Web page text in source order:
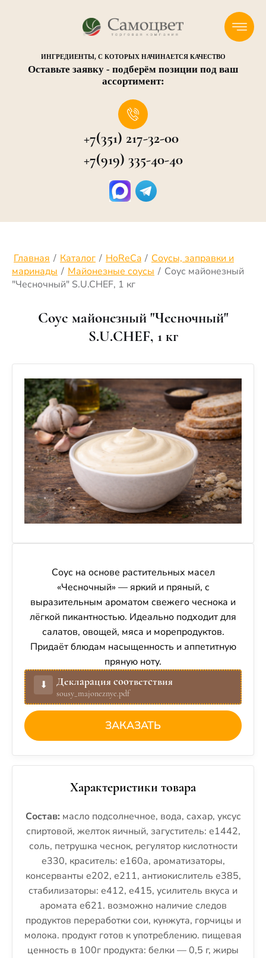
ИНГРЕДИЕНТЫ, С КОТОРЫХ НАЧИНАЕТСЯ КАЧЕСТВО
Оставьте заявку - подберём позиции под ваш
ассортимент:
+7(351) 217-32-00
+7(919) 335-40-40
Главная / Каталог / HoReCa / Соусы, заправки и
маринады / Майонезные соусы / Соус майонезный
"Чесночный" S.U.CHEF, 1 кг
Соус майонезный "Чесночный"
S.U.CHEF, 1 кг
Соус на основе растительных масел
«Чесночный» — яркий и пряный, с
выразительным ароматом свежего чеснока и
лёгкой пикантностью. Идеально подходит для
салатов, овощей, мяса и морепродуктов.
Придаёт блюдам насыщенность и аппетитную
пряную ноту.
⬇︎ Декларация соответствия
sousy_majoneznye.pdf
ЗАКАЗАТЬ
Характеристики товара
Состав: масло подсолнечное, вода, сахар, уксус
спиртовой, желток яичный, загуститель: е1442,
соль, петрушка чеснок, регулятор кислотности
е330, краситель: е160а, ароматизаторы,
консерванты е202, е211, антиокислитель е385,
стабилизаторы: е412, е415, усилитель вкуса и
аромата е621. возможно наличие следов
продуктов переработки сои, кунжута, горчицы и
молока. продукт готов к употреблению. пищевая
ценность в 100г продукта: белки — 0,5 г, жиры